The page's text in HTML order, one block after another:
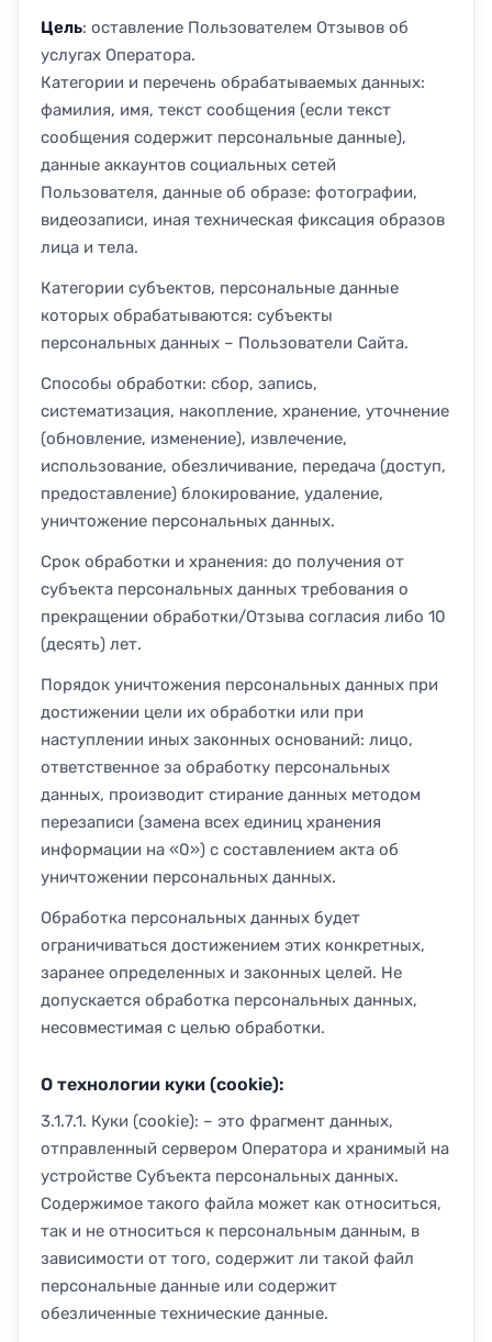
Цель: оставление Пользователем Отзывов об
услугах Оператора.
Категории и перечень обрабатываемых данных:
фамилия, имя, текст сообщения (если текст
сообщения содержит персональные данные),
данные аккаунтов социальных сетей
Пользователя, данные об образе: фотографии,
видеозаписи, иная техническая фиксация образов
лица и тела.
Категории субъектов, персональные данные
которых обрабатываются: субъекты
персональных данных – Пользователи Сайта.
Способы обработки: сбор, запись,
систематизация, накопление, хранение, уточнение
(обновление, изменение), извлечение,
использование, обезличивание, передача (доступ,
предоставление) блокирование, удаление,
уничтожение персональных данных.
Срок обработки и хранения: до получения от
субъекта персональных данных требования о
прекращении обработки/Отзыва согласия либо 10
(десять) лет.
Порядок уничтожения персональных данных при
достижении цели их обработки или при
наступлении иных законных оснований: лицо,
ответственное за обработку персональных
данных, производит стирание данных методом
перезаписи (замена всех единиц хранения
информации на «0») с составлением акта об
уничтожении персональных данных.
Обработка персональных данных будет
ограничиваться достижением этих конкретных,
заранее определенных и законных целей. Не
допускается обработка персональных данных,
несовместимая с целью обработки.
О технологии куки (cookie):
3.1.7.1. Куки (cookie): – это фрагмент данных,
отправленный сервером Оператора и хранимый на
устройстве Субъекта персональных данных.
Содержимое такого файла может как относиться,
так и не относиться к персональным данным, в
зависимости от того, содержит ли такой файл
персональные данные или содержит
обезличенные технические данные.